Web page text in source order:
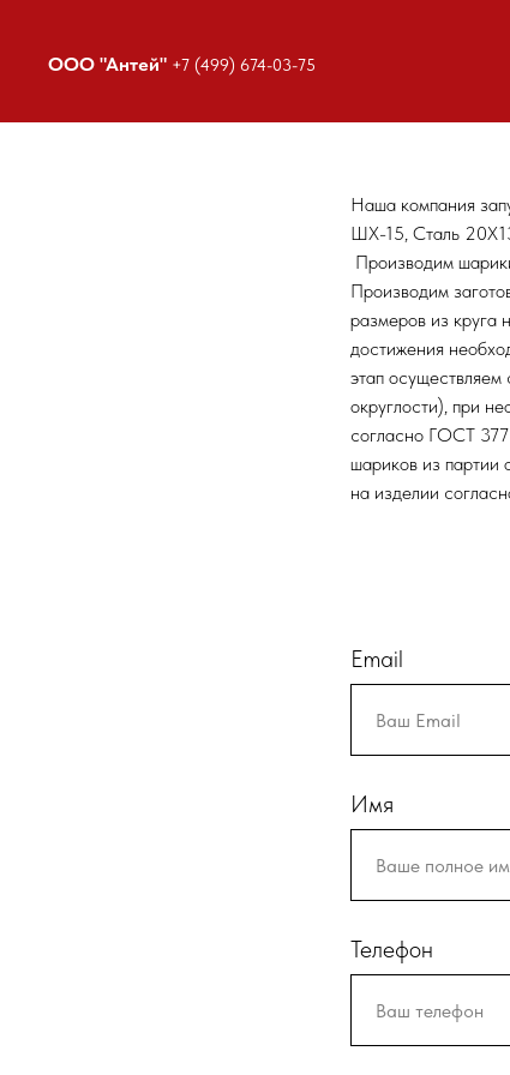
ООО "Антей" +7 (499) 674-03-75
Наша компания
ШХ-15, Сталь
Производим
Производим
размеров из круга
достижения
этап
округлости), при
согласно ГОСТ
шариков из партии
на изделии
Email
Имя
Телефон